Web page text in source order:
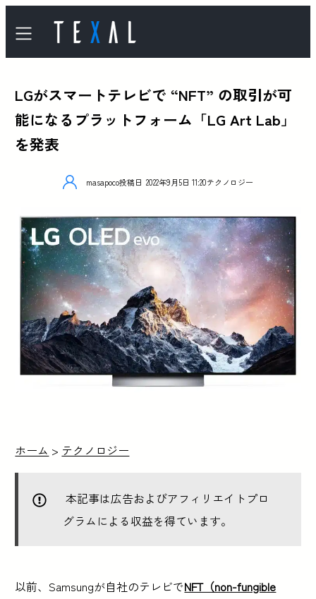
LGがスマートテレビで “NFT” の取引が可
能になるプラットフォーム「LG Art Lab」
を発表
masapoco投稿日 2022年9月5日 11:20テクノロジー
ホーム > テクノロジー
本記事は広告およびアフィリエイトプロ
グラムによる収益を得ています。
以前、Samsungが自社のテレビでNFT（non-fungible